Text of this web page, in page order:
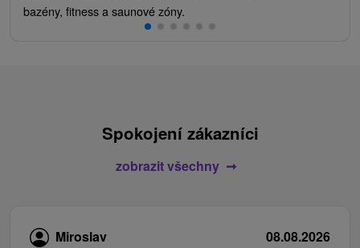
bazény, fitness a saunové zóny.
Spokojení zákazníci
zobrazit všechny
Miroslav
08.08.2026